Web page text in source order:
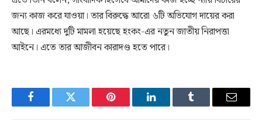
জন্য কাজ করে যাওয়া। তার বিরুদ্ধে আরো ৬টি অভিযোগ দায়ের করা
আছে। এরমধ্যে দুটি মামলা হয়েছে হংকং-এর নতুন জাতীয় নিরাপত্তা
আইনে। এতে তার আজীবন কারাদণ্ড হতে পারে।
FacebookTwitter Pinterest LinkedInTumblr Email